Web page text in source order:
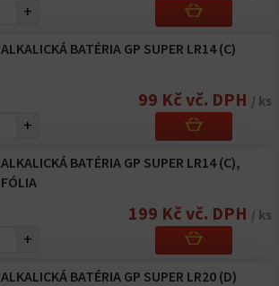
+
ALKALICKÁ BATÉRIA GP SUPER LR14 (C)
99 Kč vč. DPH / ks
+
ALKALICKÁ BATÉRIA GP SUPER LR14 (C),
FÓLIA
199 Kč vč. DPH / ks
+
ALKALICKÁ BATÉRIA GP SUPER LR20 (D)